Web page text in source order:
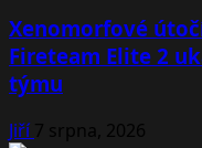
Xenomorfové
Fireteam Elite 2
týmu
Jiří7 srpna, 2026